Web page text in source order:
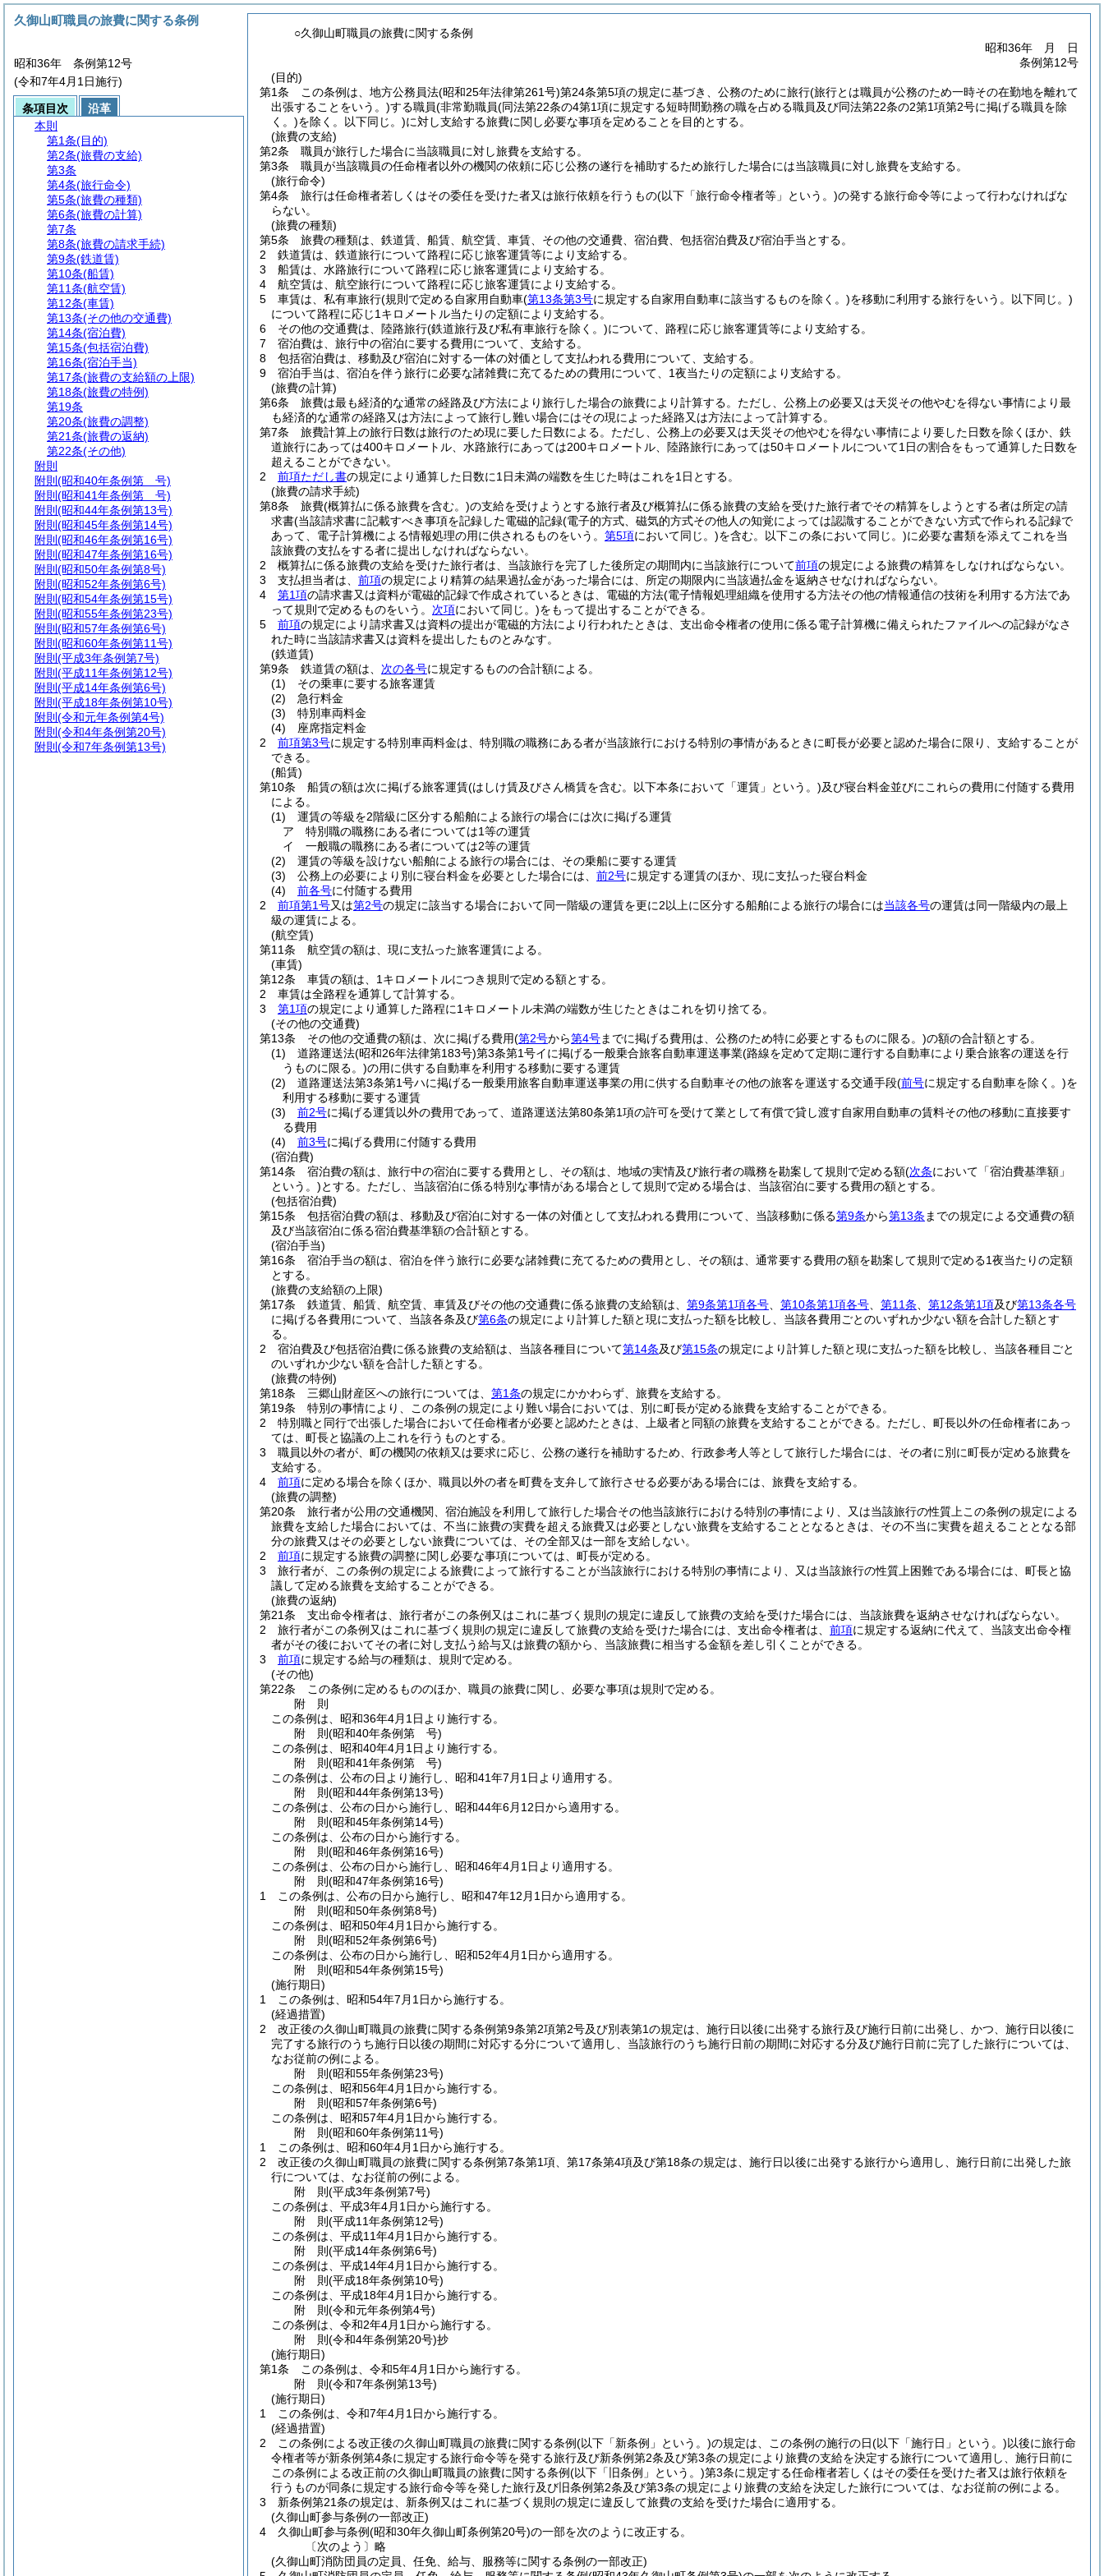
○久御山町職員の旅費に関する条例
昭和36年 月 日
条例第12号
(目的)
第1条
この条例は、地方公務員法(昭和25年法律第261号)第24条第5項の規定に基づき、公務のために旅行(旅行とは職員が公務のため一時その在勤地を離れて
出張することをいう。)する職員(非常勤職員(同法第22条の4第1項に規定する短時間勤務の職を占める職員及び同法第22条の2第1項第2号に掲げる職員を除
く。)を除く。以下同じ。)に対し支給する旅費に関し必要な事項を定めることを目的とする。
(旅費の支給)
第2条
職員が旅行した場合に当該職員に対し旅費を支給する。
第3条
職員が当該職員の任命権者以外の機関の依頼に応じ公務の遂行を補助するため旅行した場合には当該職員に対し旅費を支給する。
(旅行命令)
第4条
旅行は任命権者若しくはその委任を受けた者又は旅行依頼を行うもの(以下「旅行命令権者等」という。)の発する旅行命令等によって行わなければな
らない。
(旅費の種類)
第5条
旅費の種類は、鉄道賃、船賃、航空賃、車賃、その他の交通費、宿泊費、包括宿泊費及び宿泊手当とする。
2
鉄道賃は、鉄道旅行について路程に応じ旅客運賃等により支給する。
3
船賃は、水路旅行について路程に応じ旅客運賃により支給する。
4
航空賃は、航空旅行について路程に応じ旅客運賃により支給する。
5
車賃は、私有車旅行(規則で定める自家用自動車(第13条第3号に規定する自家用自動車に該当するものを除く。)を移動に利用する旅行をいう。以下同じ。)
について路程に応じ1キロメートル当たりの定額により支給する。
6
その他の交通費は、陸路旅行(鉄道旅行及び私有車旅行を除く。)について、路程に応じ旅客運賃等により支給する。
7
宿泊費は、旅行中の宿泊に要する費用について、支給する。
8
包括宿泊費は、移動及び宿泊に対する一体の対価として支払われる費用について、支給する。
9
宿泊手当は、宿泊を伴う旅行に必要な諸雑費に充てるための費用について、1夜当たりの定額により支給する。
(旅費の計算)
第6条
旅費は最も経済的な通常の経路及び方法により旅行した場合の旅費により計算する。 ただし、公務上の必要又は天災その他やむを得ない事情により最
も経済的な通常の経路又は方法によって旅行し難い場合にはその現によった経路又は方法によって計算する。
第7条
旅費計算上の旅行日数は旅行のため現に要した日数による。 ただし、公務上の必要又は天災その他やむを得ない事情により要した日数を除くほか、鉄
道旅行にあっては400キロメートル、水路旅行にあっては200キロメートル、陸路旅行にあっては50キロメートルについて1日の割合をもって通算した日数を
超えることができない。
2
前項ただし書の規定により通算した日数に1日未満の端数を生じた時はこれを1日とする。
(旅費の請求手続)
第8条
旅費(概算払に係る旅費を含む。)の支給を受けようとする旅行者及び概算払に係る旅費の支給を受けた旅行者でその精算をしようとする者は所定の請
求書(当該請求書に記載すべき事項を記録した電磁的記録(電子的方式、磁気的方式その他人の知覚によっては認識することができない方式で作られる記録で
あって、電子計算機による情報処理の用に供されるものをいう。 第5項において同じ。)を含む。以下この条において同じ。)に必要な書類を添えてこれを当
該旅費の支払をする者に提出しなければならない。
2
概算払に係る旅費の支給を受けた旅行者は、当該旅行を完了した後所定の期間内に当該旅行について前項の規定による旅費の精算をしなければならない。
3
支払担当者は、 前項の規定により精算の結果過払金があった場合には、所定の期限内に当該過払金を返納させなければならない。
4
第1項の請求書又は資料が電磁的記録で作成されているときは、電磁的方法(電子情報処理組織を使用する方法その他の情報通信の技術を利用する方法であ
って規則で定めるものをいう。 次項において同じ。)をもって提出することができる。
5
前項の規定により請求書又は資料の提出が電磁的方法により行われたときは、支出命令権者の使用に係る電子計算機に備えられたファイルへの記録がなさ
れた時に当該請求書又は資料を提出したものとみなす。
(鉄道賃)
第9条
鉄道賃の額は、 次の各号に規定するものの合計額による。
(1)
その乗車に要する旅客運賃
(2)
急行料金
(3)
特別車両料金
(4)
座席指定料金
2
前項第3号に規定する特別車両料金は、特別職の職務にある者が当該旅行における特別の事情があるときに町長が必要と認めた場合に限り、支給することが
できる。
(船賃)
第10条
船賃の額は次に掲げる旅客運賃(はしけ賃及びさん橋賃を含む。以下本条において「運賃」という。)及び寝台料金並びにこれらの費用に付随する費用
による。
(1)
運賃の等級を2階級に区分する船舶による旅行の場合には次に掲げる運賃
ア
特別職の職務にある者については1等の運賃
イ
一般職の職務にある者については2等の運賃
(2)
運賃の等級を設けない船舶による旅行の場合には、その乗船に要する運賃
(3)
公務上の必要により別に寝台料金を必要とした場合には、 前2号に規定する運賃のほか、現に支払った寝台料金
(4)
前各号に付随する費用
2
前項第1号又は第2号の規定に該当する場合において同一階級の運賃を更に2以上に区分する船舶による旅行の場合には当該各号の運賃は同一階級内の最上
級の運賃による。
(航空賃)
第11条
航空賃の額は、現に支払った旅客運賃による。
(車賃)
第12条
車賃の額は、1キロメートルにつき規則で定める額とする。
2
車賃は全路程を通算して計算する。
3
第1項の規定により通算した路程に1キロメートル未満の端数が生じたときはこれを切り捨てる。
(その他の交通費)
第13条
その他の交通費の額は、次に掲げる費用(第2号から第4号までに掲げる費用は、公務のため特に必要とするものに限る。)の額の合計額とする。
(1)
道路運送法(昭和26年法律第183号)第3条第1号イに掲げる一般乗合旅客自動車運送事業(路線を定めて定期に運行する自動車により乗合旅客の運送を行
うものに限る。)の用に供する自動車を利用する移動に要する運賃
(2)
道路運送法第3条第1号ハに掲げる一般乗用旅客自動車運送事業の用に供する自動車その他の旅客を運送する交通手段(前号に規定する自動車を除く。)を
利用する移動に要する運賃
(3)
前2号に掲げる運賃以外の費用であって、道路運送法第80条第1項の許可を受けて業として有償で貸し渡す自家用自動車の賃料その他の移動に直接要す
る費用
(4)
前3号に掲げる費用に付随する費用
(宿泊費)
第14条
宿泊費の額は、旅行中の宿泊に要する費用とし、その額は、地域の実情及び旅行者の職務を勘案して規則で定める額(次条において「宿泊費基準額」
という。)とする。 ただし、当該宿泊に係る特別な事情がある場合として規則で定める場合は、当該宿泊に要する費用の額とする。
(包括宿泊費)
第15条
包括宿泊費の額は、移動及び宿泊に対する一体の対価として支払われる費用について、当該移動に係る第9条から第13条 までの規定による交通費の額
及び当該宿泊に係る宿泊費基準額の合計額とする。
(宿泊手当)
第16条
宿泊手当の額は、宿泊を伴う旅行に必要な諸雑費に充てるための費用とし、その額は、通常要する費用の額を勘案して規則で定める1夜当たりの定額
とする。
(旅費の支給額の上限)
第17条
鉄道賃、船賃、航空賃、車賃及びその他の交通費に係る旅費の支給額は、 第9条第1項各号 第10条第1項各号 第11条 第12条第1項及び第13条各号
に掲げる各費用について、当該各条及び第6条の規定により計算した額と現に支払った額を比較し、当該各費用ごとのいずれか少ない額を合計した額とす
る。
2
宿泊費及び包括宿泊費に係る旅費の支給額は、当該各種目について第14条及び第15条の規定により計算した額と現に支払った額を比較し、当該各種目ごと
のいずれか少ない額を合計した額とする。
(旅費の特例)
第18条
三郷山財産区への旅行については、 第1条の規定にかかわらず、旅費を支給する。
第19条
特別の事情により、この条例の規定により難い場合においては、別に町長が定める旅費を支給することができる。
2
特別職と同行で出張した場合において任命権者が必要と認めたときは、上級者と同額の旅費を支給することができる。 ただし、町長以外の任命権者にあっ
ては、町長と協議の上これを行うものとする。
3
職員以外の者が、町の機関の依頼又は要求に応じ、公務の遂行を補助するため、行政参考人等として旅行した場合には、その者に別に町長が定める旅費を
支給する。
4
前項に定める場合を除くほか、職員以外の者を町費を支弁して旅行させる必要がある場合には、旅費を支給する。
(旅費の調整)
第20条
旅行者が公用の交通機関、宿泊施設を利用して旅行した場合その他当該旅行における特別の事情により、又は当該旅行の性質上この条例の規定による
旅費を支給した場合においては、不当に旅費の実費を超える旅費又は必要としない旅費を支給することとなるときは、その不当に実費を超えることとなる部
分の旅費又はその必要としない旅費については、その全部又は一部を支給しない。
2
前項に規定する旅費の調整に関し必要な事項については、町長が定める。
3
旅行者が、この条例の規定による旅費によって旅行することが当該旅行における特別の事情により、又は当該旅行の性質上困難である場合には、町長と協
議して定める旅費を支給することができる。
(旅費の返納)
第21条
支出命令権者は、旅行者がこの条例又はこれに基づく規則の規定に違反して旅費の支給を受けた場合には、当該旅費を返納させなければならない。
2
旅行者がこの条例又はこれに基づく規則の規定に違反して旅費の支給を受けた場合には、支出命令権者は、 前項に規定する返納に代えて、当該支出命令権
者がその後においてその者に対し支払う給与又は旅費の額から、当該旅費に相当する金額を差し引くことができる。
3
前項に規定する給与の種類は、規則で定める。
(その他)
第22条
この条例に定めるもののほか、職員の旅費に関し、必要な事項は規則で定める。
附 則
この条例は、昭和36年4月1日より施行する。
附 則(昭和40年条例第 号)
この条例は、昭和40年4月1日より施行する。
附 則(昭和41年条例第 号)
この条例は、公布の日より施行し、昭和41年7月1日より適用する。
附 則(昭和44年条例第13号)
この条例は、公布の日から施行し、昭和44年6月12日から適用する。
附 則(昭和45年条例第14号)
この条例は、公布の日から施行する。
附 則(昭和46年条例第16号)
この条例は、公布の日から施行し、昭和46年4月1日より適用する。
附 則(昭和47年条例第16号)
1
この条例は、公布の日から施行し、昭和47年12月1日から適用する。
附 則(昭和50年条例第8号)
この条例は、昭和50年4月1日から施行する。
附 則(昭和52年条例第6号)
この条例は、公布の日から施行し、昭和52年4月1日から適用する。
附 則(昭和54年条例第15号)
(施行期日)
1
この条例は、昭和54年7月1日から施行する。
(経過措置)
2
改正後の久御山町職員の旅費に関する条例第9条第2項第2号及び別表第1の規定は、施行日以後に出発する旅行及び施行日前に出発し、かつ、施行日以後に
完了する旅行のうち施行日以後の期間に対応する分について適用し、当該旅行のうち施行日前の期間に対応する分及び施行日前に完了した旅行については、
なお従前の例による。
附 則(昭和55年条例第23号)
この条例は、昭和56年4月1日から施行する。
附 則(昭和57年条例第6号)
この条例は、昭和57年4月1日から施行する。
附 則(昭和60年条例第11号)
1
この条例は、昭和60年4月1日から施行する。
2
改正後の久御山町職員の旅費に関する条例第7条第1項、第17条第4項及び第18条の規定は、施行日以後に出発する旅行から適用し、施行日前に出発した旅
行については、なお従前の例による。
附 則(平成3年条例第7号)
この条例は、平成3年4月1日から施行する。
附 則(平成11年条例第12号)
この条例は、平成11年4月1日から施行する。
附 則(平成14年条例第6号)
この条例は、平成14年4月1日から施行する。
附 則(平成18年条例第10号)
この条例は、平成18年4月1日から施行する。
附 則(令和元年条例第4号)
この条例は、令和2年4月1日から施行する。
附 則(令和4年条例第20号)抄
(施行期日)
第1条
この条例は、令和5年4月1日から施行する。
附 則(令和7年条例第13号)
(施行期日)
1
この条例は、令和7年4月1日から施行する。
(経過措置)
2
この条例による改正後の久御山町職員の旅費に関する条例(以下「新条例」という。)の規定は、この条例の施行の日(以下「施行日」という。)以後に旅行命
令権者等が新条例第4条に規定する旅行命令等を発する旅行及び新条例第2条及び第3条の規定により旅費の支給を決定する旅行について適用し、施行日前に
この条例による改正前の久御山町職員の旅費に関する条例(以下「旧条例」という。)第3条に規定する任命権者若しくはその委任を受けた者又は旅行依頼を
行うものが同条に規定する旅行命令等を発した旅行及び旧条例第2条及び第3条の規定により旅費の支給を決定した旅行については、なお従前の例による。
3
新条例第21条の規定は、新条例又はこれに基づく規則の規定に違反して旅費の支給を受けた場合に適用する。
(久御山町参与条例の一部改正)
4
久御山町参与条例(昭和30年久御山町条例第20号)の一部を次のように改正する。
〔次のよう〕略
(久御山町消防団員の定員、任免、給与、服務等に関する条例の一部改正)
久御山町職員の旅費に関する条例
昭和36年 条例第12号
(令和7年4月1日施行)
条項目次
沿革
本則
第1条(目的)
第2条(旅費の支給)
第3条
第4条(旅行命令)
第5条(旅費の種類)
第6条(旅費の計算)
第7条
第8条(旅費の請求手続)
第9条(鉄道賃)
第10条(船賃)
第11条(航空賃)
第12条(車賃)
第13条(その他の交通費)
第14条(宿泊費)
第15条(包括宿泊費)
第16条(宿泊手当)
第17条(旅費の支給額の上限)
第18条(旅費の特例)
第19条
第20条(旅費の調整)
第21条(旅費の返納)
第22条(その他)
附則
附則 (昭和40年条例第 号)
附則 (昭和41年条例第 号)
附則 (昭和44年条例第13号)
附則 (昭和45年条例第14号)
附則 (昭和46年条例第16号)
附則 (昭和47年条例第16号)
附則 (昭和50年条例第8号)
附則 (昭和52年条例第6号)
附則 (昭和54年条例第15号)
附則 (昭和55年条例第23号)
附則 (昭和57年条例第6号)
附則 (昭和60年条例第11号)
附則 (平成3年条例第7号)
附則 (平成11年条例第12号)
附則 (平成14年条例第6号)
附則 (平成18年条例第10号)
附則 (令和元年条例第4号)
附則 (令和4年条例第20号)
附則 (令和7年条例第13号)